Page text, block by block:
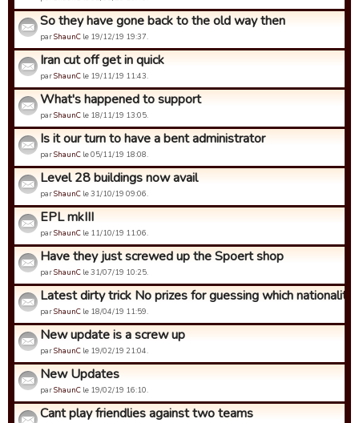
So they have gone back to the old way then
parShaunC le 19/12/19 19:37.
Iran cut off get in quick
parShaunC le 19/11/19 11:43.
What's happened to support
parShaunC le 18/11/19 13:05.
Is it our turn to have a bent administrator
parShaunC le 05/11/19 18:08.
Level 28 buildings now avail
parShaunC le 31/10/19 09:06.
EPL mkIII
parShaunC le 11/10/19 11:06.
Have they just screwed up the Spoert shop
parShaunC le 31/07/19 10:25.
Latest dirty trick No prizes for guessing which nationality
parShaunC le 18/04/19 11:59.
New update is a screw up
parShaunC le 19/02/19 21:04.
New Updates
parShaunC le 19/02/19 16:10.
Cant play friendlies against two teams